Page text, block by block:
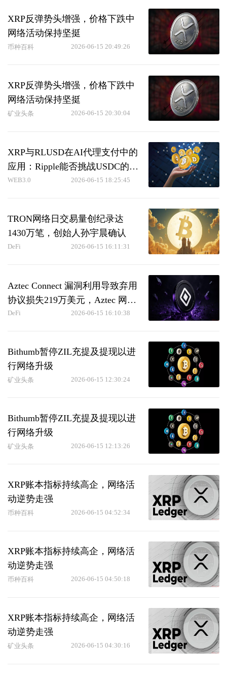
XRP反弹势头增强，价格下跌中
网络活动保持坚挺
币种百科 2026-06-15 20:49:26
XRP反弹势头增强，价格下跌中
网络活动保持坚挺
矿业头条 2026-06-15 20:30:04
XRP与RLUSD在AI代理支付中的
应用：Ripple能否挑战USDC的
x402网络效应？
WEB3.0 2026-06-15 18:25:45
TRON网络日交易量创纪录达
1430万笔，创始人孙宇晨确认
DeFi 2026-06-15 16:11:31
Aztec Connect 漏洞利用导致弃用
协议损失219万美元，Aztec 网络
安全无恙
DeFi 2026-06-15 16:10:38
Bithumb暂停ZIL充提及提现以进
行网络升级
矿业头条 2026-06-15 12:30:24
Bithumb暂停ZIL充提及提现以进
行网络升级
矿业头条 2026-06-15 12:13:26
XRP账本指标持续高企，网络活
动逆势走强
币种百科 2026-06-15 04:52:34
XRP账本指标持续高企，网络活
动逆势走强
币种百科 2026-06-15 04:50:18
XRP账本指标持续高企，网络活
动逆势走强
矿业头条 2026-06-15 04:30:16